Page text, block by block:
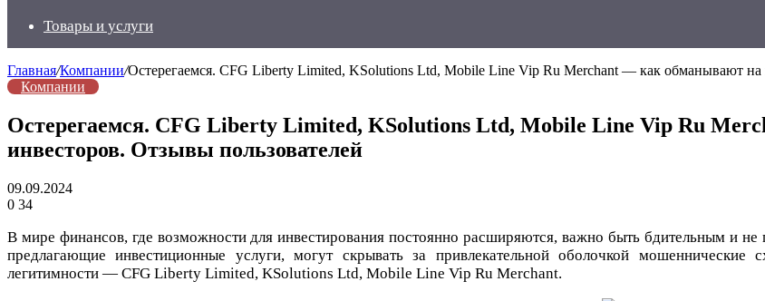
Товары и услуги
Главная/Компании/Остерегаемся. CFG Liberty Limited, KSolutions Ltd, Mobile Line Vip Ru Merchant — как обманывают на
Компании
Остерегаемся. CFG Liberty Limited, KSolutions Ltd, Mobile Line Vip Ru
инвесторов. Отзывы пользователей
09.09.2024
0 34
В мире финансов, где возможности для инвестирования постоянно расширяются, важно быть бдительным и не
предлагающие инвестиционные услуги, могут скрывать за привлекательной оболочкой
легитимности — CFG Liberty Limited, KSolutions Ltd, Mobile Line Vip Ru Merchant.